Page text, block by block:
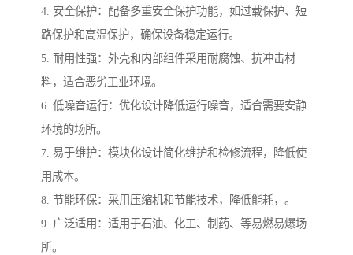
4. 安全保护：配备多重安全保护功能，如过载保护、短
路保护和高温保护，确保设备稳定运行。
5. 耐用性强：外壳和内部组件采用耐腐蚀、抗冲击材
料，适合恶劣工业环境。
6. 低噪音运行：优化设计降低运行噪音，适合需要安静
环境的场所。
7. 易于维护：模块化设计简化维护和检修流程，降低使
用成本。
8. 节能环保：采用压缩机和节能技术，降低能耗，。
9. 广泛适用：适用于石油、化工、制药、等易燃易爆场
所。